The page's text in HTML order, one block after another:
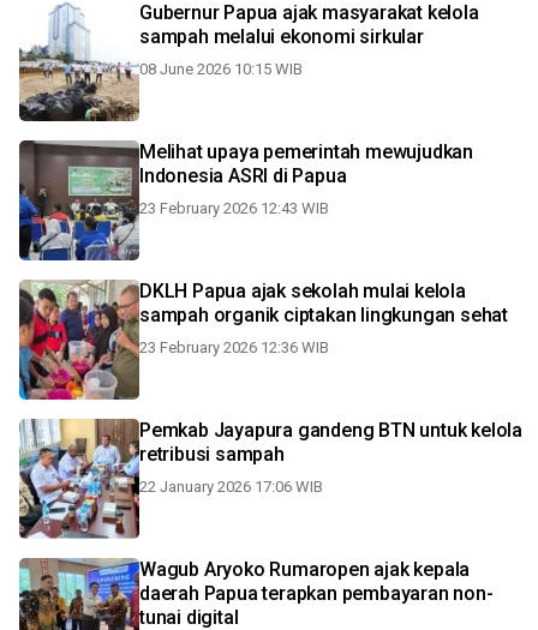
Gubernur Papua ajak masyarakat kelola
sampah melalui ekonomi sirkular
08 June 2026 10:15 WIB
Melihat upaya pemerintah mewujudkan
Indonesia ASRI di Papua
23 February 2026 12:43 WIB
DKLH Papua ajak sekolah mulai kelola
sampah organik ciptakan lingkungan sehat
23 February 2026 12:36 WIB
Pemkab Jayapura gandeng BTN untuk kelola
retribusi sampah
22 January 2026 17:06 WIB
Wagub Aryoko Rumaropen ajak kepala
daerah Papua terapkan pembayaran non-
tunai digital